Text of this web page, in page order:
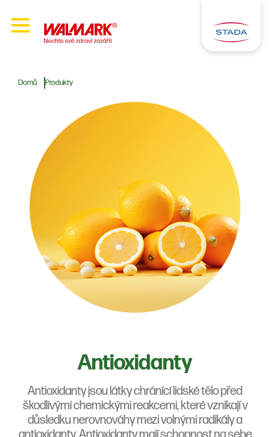
Domů Produkty
Antioxidanty
Antioxidanty jsou látky chránící lidské tělo před
škodlivými chemickými reakcemi, které vznikají v
důsledku nerovnováhy mezi volnými radikály a